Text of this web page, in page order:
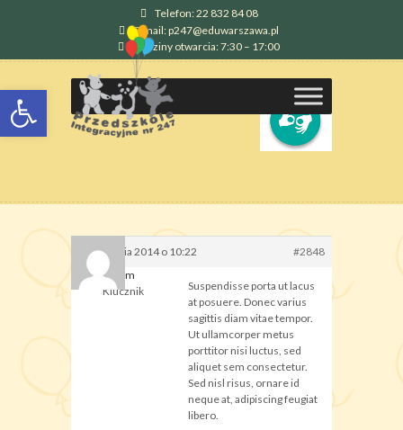
Otwórz pasek narzędzi
Telefon: 22 832 84 08
E-mail: p247@eduwarszawa.pl
Godziny otwarcia: 7:30 – 17:00
20 stycznia 2014 o 10:22
#2848
docom
Klucznik
Suspendisse porta ut lacus
at posuere. Donec varius
sagittis diam vitae tempor.
Ut ullamcorper metus
porttitor nisi luctus, sed
aliquet sem consectetur.
Sed nisl risus, ornare id
neque at, adipiscing feugiat
libero.